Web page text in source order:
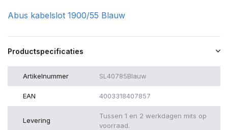
Abus kabelslot 1900/55 Blauw
Productspecificaties
Artikelnummer SL40785Blauw
EAN 4003318407857
Levering
Tussen 1 en 2 werkdagen mits op
voorraad.